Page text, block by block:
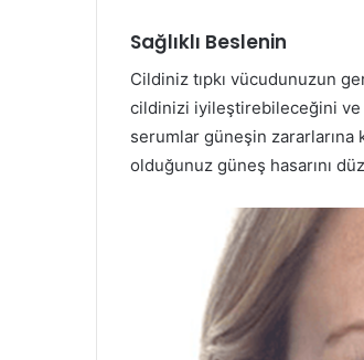
Sağlıklı Beslenin
Cildiniz tıpkı vücudunuzun
cildinizi iyileştirebileceğini ve
serumlar güneşin zararlarına
olduğunuz güneş hasarını